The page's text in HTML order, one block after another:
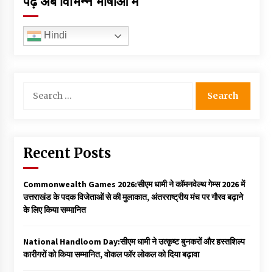
Hindi
for:
Recent Posts
Commonwealth Games 2026:सीएम धामी ने कॉमनवेल्थ गेम्स 2026 में
उत्तराखंड के पदक विजेताओं से की मुलाकात, अंतरराष्ट्रीय मंच पर गौरव बढ़ाने
के लिए किया सम्मानित
National Handloom Day:सीएम धामी ने उत्कृष्ट बुनकरों और हस्तशिल्प
कारीगरों को किया सम्मानित, वोकल फॉर लोकल को दिया बढ़ावा